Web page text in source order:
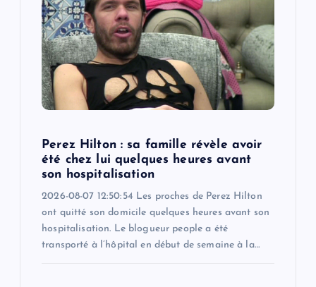
Perez Hilton : sa famille révèle avoir
été chez lui quelques heures avant
son hospitalisation
2026-08-07 12:50:54 Les proches de Perez Hilton
ont quitté son domicile quelques heures avant son
hospitalisation. Le blogueur people a été
transporté à l’hôpital en début de semaine à la…